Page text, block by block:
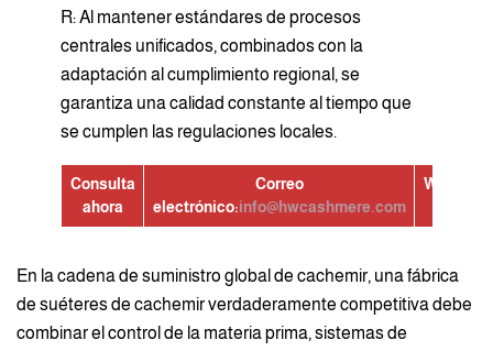
R: Al mantener estándares de procesos
centrales unificados, combinados con la
adaptación al cumplimiento regional, se
garantiza una calidad constante al tiempo que
se cumplen las regulaciones locales.
Consulta
ahora
Correo
electrónico:info@hwcashmere.com
En la cadena de suministro global de cachemir, una fábrica
de suéteres de cachemir verdaderamente competitiva debe
combinar el control de la materia prima, sistemas de